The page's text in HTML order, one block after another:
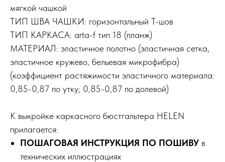
мягкой чашкой
ТИП ШВА ЧАШКИ: горизонтальный Т-шов
ТИП КАРКАСА: arta-f тип 18 (планж)
МАТЕРИАЛ: эластичное полотно (эластичная сетка,
эластичное кружево, бельевая микрофибра)
(коэффициент растяжимости эластичного материала:
0,85-0,87 по утку; 0,85-0,87 по долевой)
К выкройке каркасного бюстгальтера HELEN
прилагается:
ПОШАГОВАЯ ИНСТРУКЦИЯ ПО ПОШИВУ в
технических иллюстрациях